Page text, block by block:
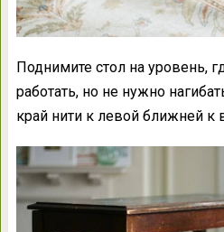
Поднимите стол на уровень,
работать, но не нужно
край нити к левой ближней к